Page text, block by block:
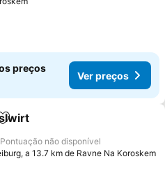
preços
Ver preços
Adicionar aos favoritos
Pontuação não disponível
a 13.7 km de Ravne Na Koroskem